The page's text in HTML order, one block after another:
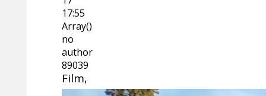
17:55
Array()
no
author
89039
Film,